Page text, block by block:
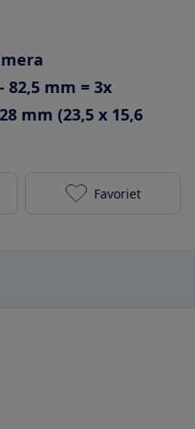
82,5 mm = 3x
28 mm (23,5 x 15,6
Nikon D5500
Favoriet